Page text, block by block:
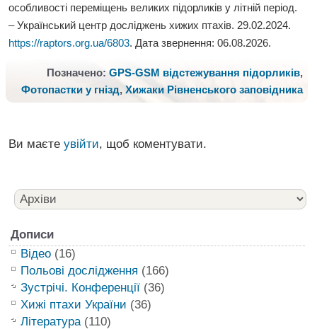
особливості переміщень великих підорликів у літній період.
– Український центр досліджень хижих птахів. 29.02.2024.
https://raptors.org.ua/6803. Дата звернення: 06.08.2026.
Позначено:GPS-GSM відстежування підорликів,
Фотопастки у гнізд,Хижаки Рівненського заповідника
Ви маєте увійти, щоб коментувати.
Дописи
Відео(16)
Польові дослідження (166)
Зустрічі. Конференції(36)
Хижі птахи України (36)
Література(110)